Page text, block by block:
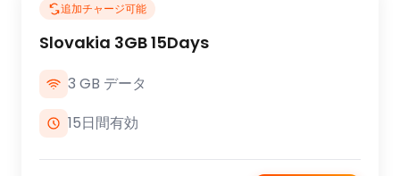
追加チャージ可能
Slovakia 3GB 15Days
3 GB データ
15日間有効